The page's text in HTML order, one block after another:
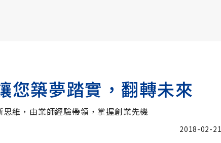
您築夢踏實，翻轉未來
維，由業師經驗帶領，掌握創業先機
2018-02-21